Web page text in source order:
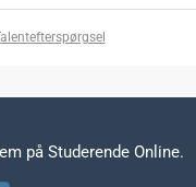
på Studerende Online.